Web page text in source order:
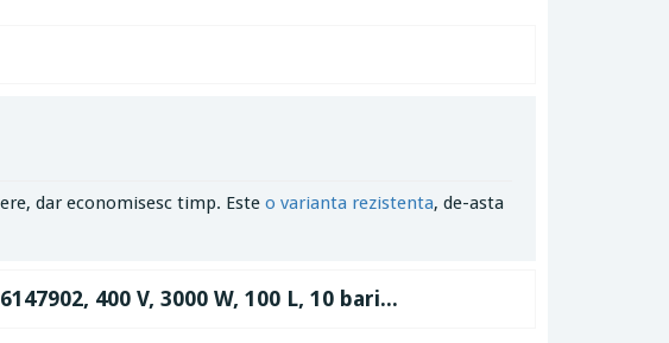
dar economisesc timp. Este o varianta rezistenta, de-asta
400 V, 3000 W, 100 L, 10 bari...